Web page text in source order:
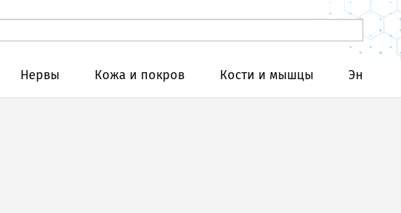
Нервы Кожа и покров Кости и мышцы